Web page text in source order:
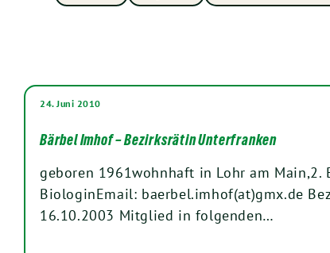
24. Juni 2010
Bärbel Imhof – Bezirksrätin Unterfranken
geboren 1961wohnhaft in Lohr am Main,2.
BiologinEmail: baerbel.imhof(at)gmx.de
16.10.2003 Mitglied in folgenden…